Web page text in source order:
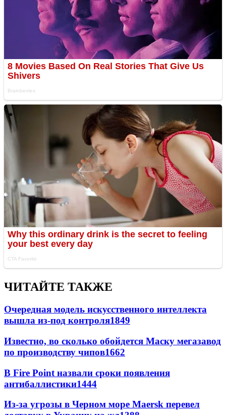
ЧИТАЙТЕ ТАКЖЕ
Очередная модель искусственного интеллекта
вышла из-под контроля1849
Известно, во сколько обойдется Маску мегазавод
по производству чипов1662
В Fire Point назвали сроки появления
антибаллистики1444
Из-за угрозы в Черном море Maersk перевел